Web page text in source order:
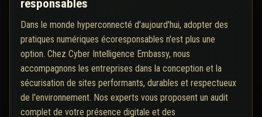
responsables
Dans le monde hyperconnecté d'aujourd'hui, adopter des
pratiques numériques écoresponsables n'est plus une
option. Chez Cyber Intelligence Embassy, nous
accompagnons les entreprises dans la conception et la
sécurisation de sites performants, durables et respectueux
de l'environnement. Nos experts vous proposent un audit
complet de votre présence digitale et des